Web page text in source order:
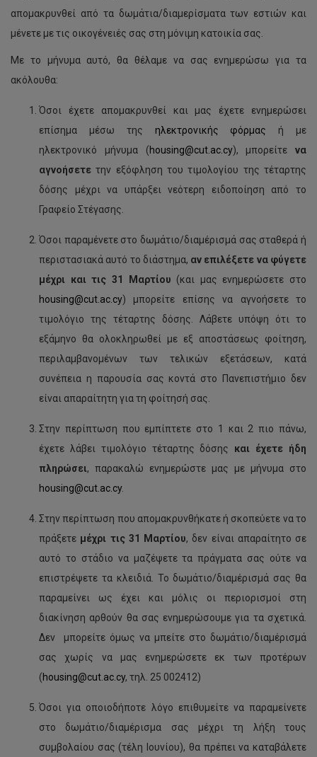
απομακρυνθεί από τα δωμάτια/διαμερίσματα των εστιών και
μένετε με τις οικογένειές σας στη μόνιμη κατοικία σας.
Με το μήνυμα αυτό, θα θέλαμε να σας ενημερώσω για τα
ακόλουθα:
Όσοι έχετε απομακρυνθεί και μας έχετε ενημερώσει
επίσημα μέσω της ηλεκτρονικής φόρμας ή με
ηλεκτρονικό μήνυμα (housing@cut.ac.cy), μπορείτε να
αγνοήσετε την εξόφληση του τιμολογίου της τέταρτης
δόσης μέχρι να υπάρξει νεότερη ειδοποίηση από το
Γραφείο Στέγασης.
Όσοι παραμένετε στο δωμάτιο/διαμέρισμά σας σταθερά ή
περιστασιακά αυτό το διάστημα, αν επιλέξετε να φύγετε
μέχρι και τις 31 Μαρτίου (και μας ενημερώσετε στο
housing@cut.ac.cy) μπορείτε επίσης να αγνοήσετε το
τιμολόγιο της τέταρτης δόσης. Λάβετε υπόψη ότι το
εξάμηνο θα ολοκληρωθεί με εξ αποστάσεως φοίτηση,
περιλαμβανομένων των τελικών εξετάσεων, κατά
συνέπεια η παρουσία σας κοντά στο Πανεπιστήμιο δεν
είναι απαραίτητη για τη φοίτησή σας.
Στην περίπτωση που εμπίπτετε στο 1 και 2 πιο πάνω,
έχετε λάβει τιμολόγιο τέταρτης δόσης και έχετε ήδη
πληρώσει, παρακαλώ ενημερώστε μας με μήνυμα στο
housing@cut.ac.cy.
Στην περίπτωση που απομακρυνθήκατε ή σκοπεύετε να το
πράξετε μέχρι τις 31 Μαρτίου, δεν είναι απαραίτητο σε
αυτό το στάδιο να μαζέψετε τα πράγματα σας ούτε να
επιστρέψετε τα κλειδιά. Το δωμάτιο/διαμέρισμά σας θα
παραμείνει ως έχει και μόλις οι περιορισμοί στη
διακίνηση αρθούν θα σας ενημερώσουμε για τα σχετικά.
Δεν μπορείτε όμως να μπείτε στο δωμάτιο/διαμέρισμά
σας χωρίς να μας ενημερώσετε εκ των προτέρων
(housing@cut.ac.cy, τηλ. 25 002412)
Όσοι για οποιοδήποτε λόγο επιθυμείτε να παραμείνετε
στο δωμάτιο/διαμέρισμα σας μέχρι τη λήξη τους
συμβολαίου σας (τέλη Ιουνίου), θα πρέπει να καταβάλετε